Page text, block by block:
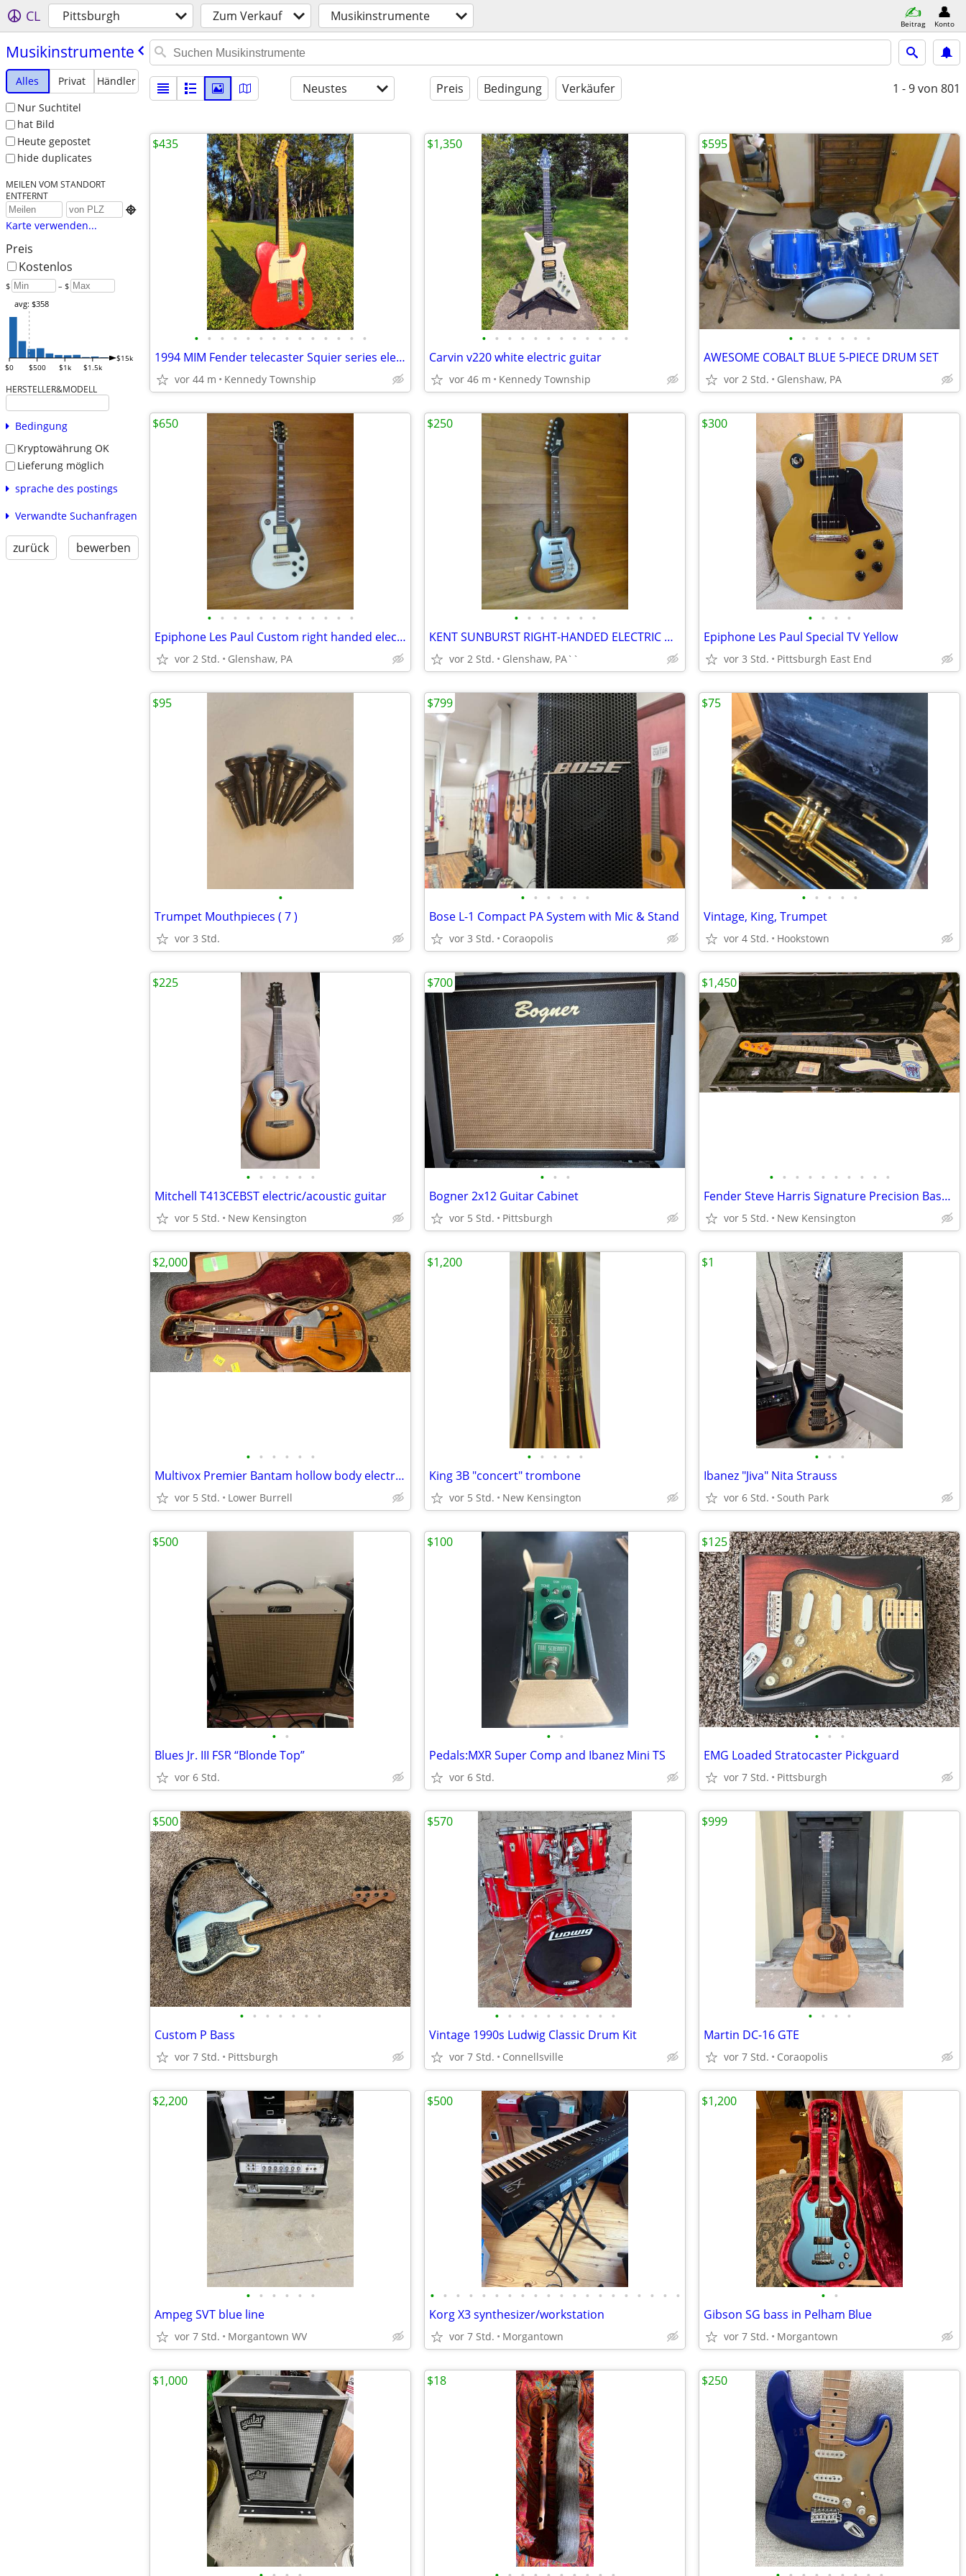
CL Pittsburgh Zum Verkauf Musikinstrumente Beitrag Konto
Musikinstrumente
Alles Privat
Händler
Nur Suchtitel
hat Bild
Heute gepostet
hide duplicates
MEILEN VOM STANDORT
ENTFERNT

Karte verwenden...
Preis
Kostenlos
$ – $
$0 $500 $1k $1.5k
$15k
avg: $358
HERSTELLER&MODELL
Bedingung
Kryptowährung OK
Lieferung möglich
sprache des postings
Verwandte Suchanfragen
zurück bewerben
Neustes Preis Bedingung Verkäufer 1 - 9von 801
• • • • • • • • • • • • • •
1994 MIM Fender telecaster Squier series electric guitar
vor 44 m Kennedy Township
$435
• • • • • • • • • • • •
Carvin v220 white electric guitar
vor 46 m Kennedy Township
$1,350
• • • • • • •
AWESOME COBALT BLUE 5-PIECE DRUM SET
vor 2 Std. Glenshaw, PA
$595
• • • • • • • • • • • •
Epiphone Les Paul Custom right handed electric guitar
vor 2 Std. Glenshaw, PA
$650
• • • • • • •
KENT SUNBURST RIGHT-HANDED ELECTRIC GUITAR
vor 2 Std. Glenshaw, PA``
$250
• • • •
Epiphone Les Paul Special TV Yellow
vor 3 Std. Pittsburgh East End
$300
•
Trumpet Mouthpieces ( 7 )
vor 3 Std.
$95
• • • • • •
Bose L-1 Compact PA System with Mic & Stand
vor 3 Std. Coraopolis
$799
• • • • •
Vintage, King, Trumpet
vor 4 Std. Hookstown
$75
• • • • • •
Mitchell T413CEBST electric/acoustic guitar
vor 5 Std. New Kensington
$225
• • •
Bogner 2x12 Guitar Cabinet
vor 5 Std. Pittsburgh
$700
• • • • • • • • • •
Fender Steve Harris Signature Precision Bass w/case
vor 5 Std. New Kensington
$1,450
• • • • • •
Multivox Premier Bantam hollow body electric bass w/ case
vor 5 Std. Lower Burrell
$2,000
• • • • •
King 3B "concert" trombone
vor 5 Std. New Kensington
$1,200
• • •
Ibanez "Jiva" Nita Strauss
vor 6 Std. South Park
$1
• •
Blues Jr. III FSR “Blonde Top”
vor 6 Std.
$500
• •
Pedals:MXR Super Comp and Ibanez Mini TS
vor 6 Std.
$100
• • •
EMG Loaded Stratocaster Pickguard
vor 7 Std. Pittsburgh
$125
• • • • • • •
Custom P Bass
vor 7 Std. Pittsburgh
$500
• • • • • • • • • •
Vintage 1990s Ludwig Classic Drum Kit
vor 7 Std. Connellsville
$570
• • • •
Martin DC-16 GTE
vor 7 Std. Coraopolis
$999
• • • • • •
Ampeg SVT blue line
vor 7 Std. Morgantown WV
$2,200
• • • • • • • • • • • • • • • • • • • •
Korg X3 synthesizer/workstation
vor 7 Std. Morgantown
$500
• •
Gibson SG bass in Pelham Blue
vor 7 Std. Morgantown
$1,200
$1,000 $18 $250